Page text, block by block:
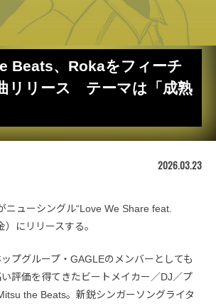
Beats、Rokaをフィーチ
リリース テーマは「成熟
2026.03.23
ニューシングル“Love We Share feat.
にリリースする。
プグループ・GAGLEのメンバーとしても
評価を得てきたビートメイカー／DJ／プ
the Beats。新鋭シンガーソングライタ